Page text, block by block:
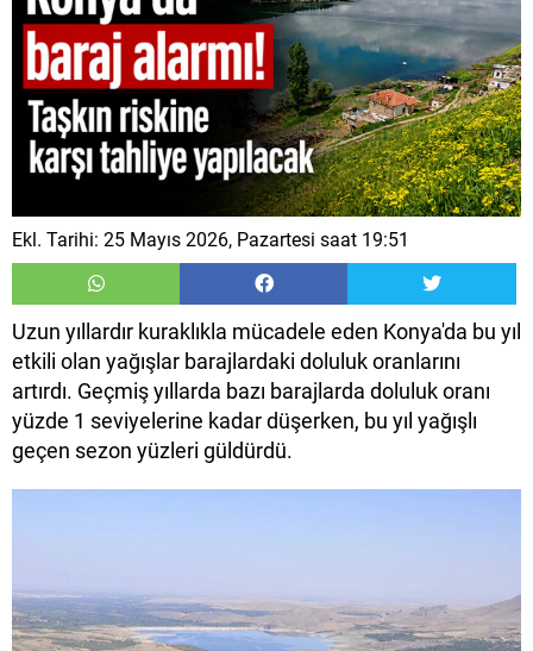
Ekl. Tarihi: 25 Mayıs 2026, Pazartesi saat 19:51
Uzun yıllardır kuraklıkla mücadele eden Konya'da bu yıl
etkili olan yağışlar barajlardaki doluluk oranlarını
artırdı. Geçmiş yıllarda bazı barajlarda doluluk oranı
yüzde 1 seviyelerine kadar düşerken, bu yıl yağışlı
geçen sezon yüzleri güldürdü.